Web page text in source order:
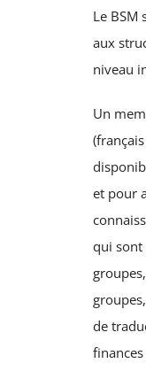
Le BSM
aux
niveau
Un
et pour
qui sont
de